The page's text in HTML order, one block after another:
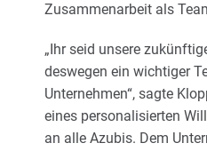
Zusammenarbeit als
„Ihr seid unsere
deswegen ein wichtiger
Unternehmen“, sagte
eines personalisierten
an alle Azubis. Dem